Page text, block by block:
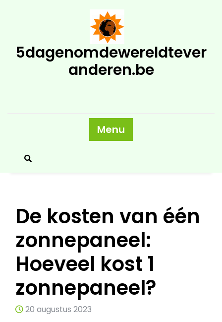
5dagenomdewereldtever
anderen.be
Menu
De kosten van één
zonnepaneel:
Hoeveel kost 1
zonnepaneel?
20 augustus 2023